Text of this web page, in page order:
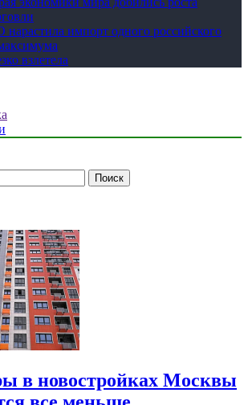
импорт одного российского
взлетела
в новостройках Москвы